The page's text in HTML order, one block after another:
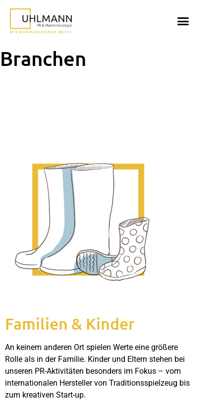
Branchen
Familien & Kinder
An keinem anderen Ort spielen Werte eine größere
Rolle als in der Familie. Kinder und Eltern stehen bei
unseren PR-Aktivitäten besonders im Fokus – vom
internationalen Hersteller von Traditionsspielzeug bis
zum kreativen Start-up.